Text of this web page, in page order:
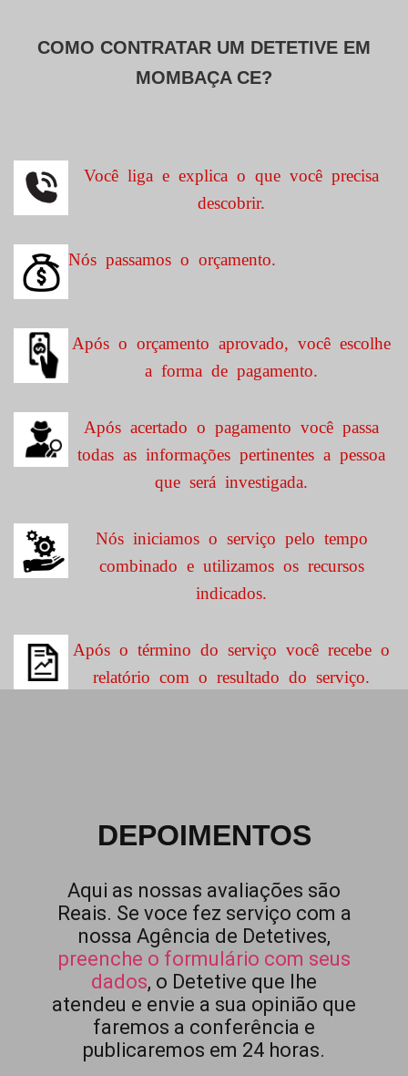
COMO CONTRATAR UM DETETIVE EM
MOMBAÇA CE?
Você liga e explica o que você precisa
descobrir.
Nós passamos o orçamento.
Após o orçamento aprovado, você escolhe
a forma de pagamento.
Após acertado o pagamento você passa
todas as informações pertinentes a pessoa
que será investigada.
Nós iniciamos o serviço pelo tempo
combinado e utilizamos os recursos
indicados.
Após o término do serviço você recebe o
relatório com o resultado do serviço.
DEPOIMENTOS
Aqui as nossas avaliações são
Reais. Se voce fez serviço com a
nossa Agência de Detetives,
preenche o formulário com seus
dados, o Detetive que lhe
atendeu e envie a sua opinião que
faremos a conferência e
publicaremos em 24 horas.